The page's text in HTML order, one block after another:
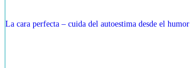
La cara perfecta – cuida del autoestima desde el humor